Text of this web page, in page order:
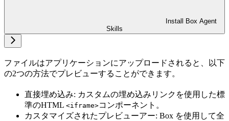
Install Box Agent
Skills
ファイルはアプリケーションにアップロードされると、以下
の2つの方法でプレビューすることができます。
直接埋め込み: カスタムの埋め込みリンクを使用した標
準のHTML <iframe>コンポーネント。
カスタマイズされたプレビューアー: Box を使用して全